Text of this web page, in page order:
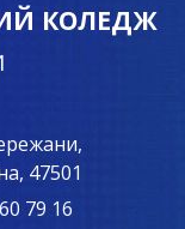
КОЛЕДЖ
47501
79 16